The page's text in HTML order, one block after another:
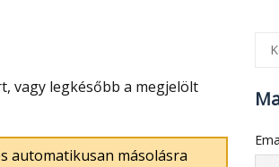
vagy legkésőbb a megjelölt
automatikusan másolásra